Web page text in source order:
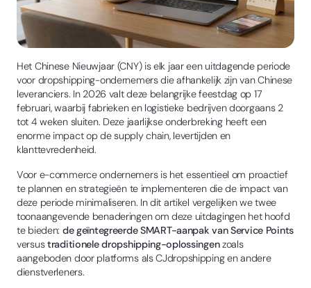
Het Chinese Nieuwjaar (CNY) is elk jaar een uitdagende periode
voor dropshipping-ondernemers die afhankelijk zijn van Chinese
leveranciers. In 2026 valt deze belangrijke feestdag op 17
februari, waarbij fabrieken en logistieke bedrijven doorgaans 2
tot 4 weken sluiten. Deze jaarlijkse onderbreking heeft een
enorme impact op de supply chain, levertijden en
klanttevredenheid.
Voor e-commerce ondernemers is het essentieel om proactief
te plannen en strategieën te implementeren die de impact van
deze periode minimaliseren. In dit artikel vergelijken we twee
toonaangevende benaderingen om deze uitdagingen het hoofd
te bieden: de geïntegreerde SMART-aanpak van Service Points
versustraditionele dropshipping-oplossingenzoals
aangeboden door platforms als CJdropshipping en andere
dienstverleners.